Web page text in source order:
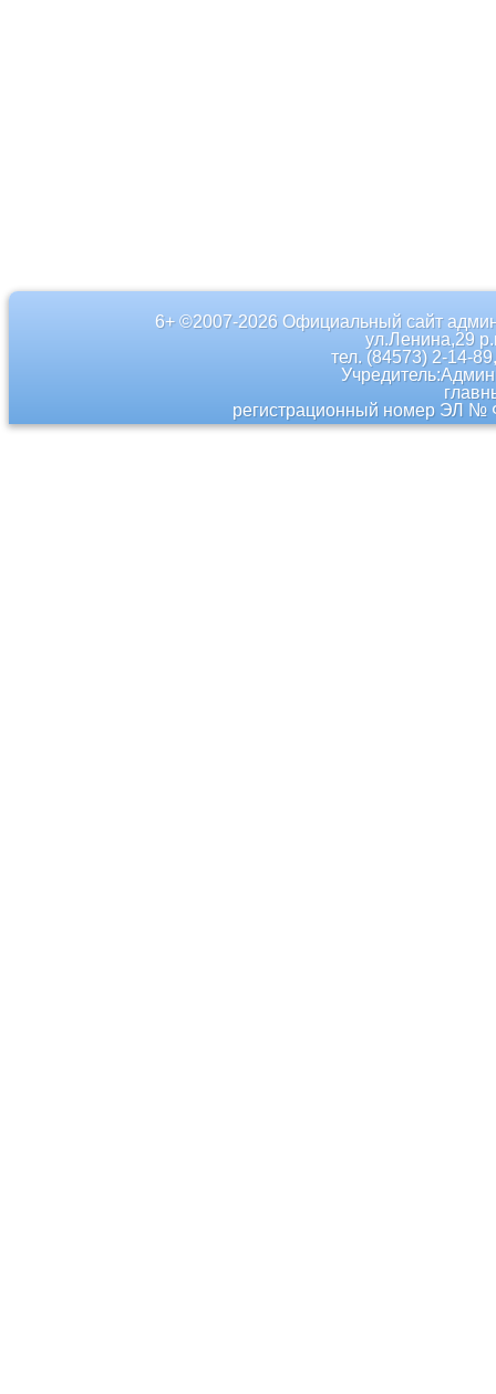
6+ ©2007-2026 Официальный сайт
ул.Ленина,29
тел. (84573) 2-14-
регистрационный номер ЭЛ №